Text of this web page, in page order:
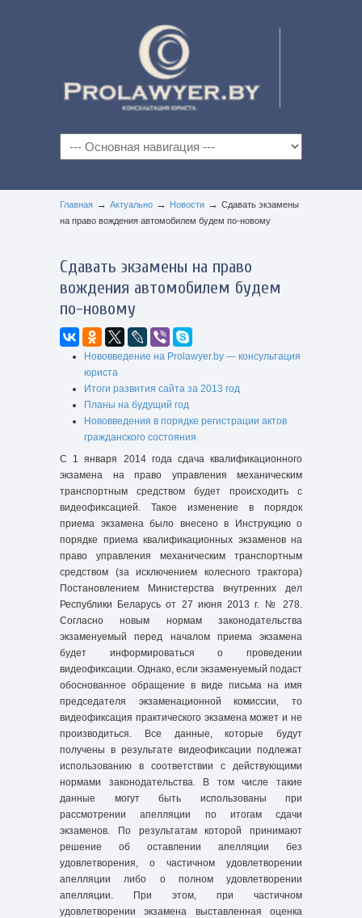
Главная → Актуально → Новости → Сдавать экзамены
на право вождения автомобилем будем по-новому
Сдавать экзамены на право
вождения автомобилем будем
по-новому
Нововведение на Prolawyer.by — консультация
юриста
Итоги развития сайта за 2013 год
Планы на будущий год
Нововведения в порядке регистрации актов
гражданского состояния
С 1 января 2014 года сдача квалификационного
экзамена на право управления механическим
транспортным средством будет происходить с
видеофиксацией. Такое изменение в порядок
приема экзамена было внесено в Инструкцию о
порядке приема квалификационных экзаменов на
право управления механическим транспортным
средством (за исключением колесного трактора)
Постановлением Министерства внутренних дел
Республики Беларусь от 27 июня 2013 г. № 278.
Согласно новым нормам законодательства
экзаменуемый перед началом приема экзамена
будет информироваться о проведении
видеофиксации. Однако, если экзаменуемый подаст
обоснованное обращение в виде письма на имя
председателя экзаменационной комиссии, то
видеофиксация практического экзамена может и не
производиться. Все данные, которые будут
получены в результате видеофиксации подлежат
использованию в соответствии с действующими
нормами законодательства. В том числе такие
данные могут быть использованы при
рассмотрении апелляции по итогам сдачи
экзаменов. По результатам которой принимают
решение об оставлении апелляции без
удовлетворения, о частичном удовлетворении
апелляции либо о полном удовлетворении
апелляции. При этом, при частичном
удовлетворении экзамена выставленная оценка